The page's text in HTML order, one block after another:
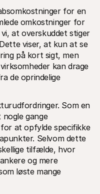
for en
omkostninger for
at overskuddet stiger
viser, at kun at se
på kort sigt, men
kan drage
de oprindelige
Som en
gange
at opfylde specifikke
Selvom dette
tilfælde, hvor
og mere
løste mange